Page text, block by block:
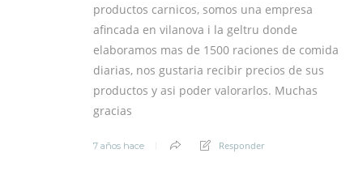
productos carnicos, somos una empresa
afincada en vilanova i la geltru donde
elaboramos mas de 1500 raciones de comida
diarias, nos gustaria recibir precios de sus
productos y asi poder valorarlos. Muchas
gracias
7 años hace Responder